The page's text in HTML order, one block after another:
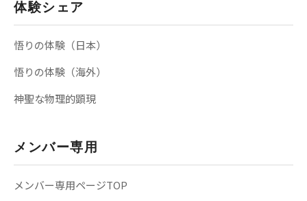
体験シェア
悟りの体験（日本）
悟りの体験（海外）
神聖な物理的顕現
メンバー専用
メンバー専用ページTOP